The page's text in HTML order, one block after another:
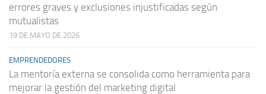
errores graves y exclusiones injustificadas según
mutualistas
19 DE MAYO DE 2026
EMPRENDEDORES
La mentoría externa se consolida como herramienta para
mejorar la gestión del marketing digital